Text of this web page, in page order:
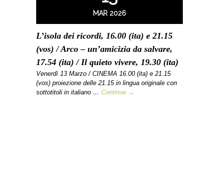
MAR 2026
L’isola dei ricordi, 16.00 (ita) e 21.15
(vos) / Arco – un’amicizia da salvare,
17.54 (ita) / Il quieto vivere, 19.30 (ita)
Venerdì 13 Marzo / CINEMA 16.00 (ita) e 21.15
(vos) proiezione delle 21.15 in lingua originale con
sottotitoli in italiano … Continue →